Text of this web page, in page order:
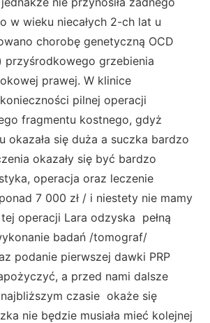
w wieku niecałych 2-ch lat u
chorobę genetyczną OCD
przyśrodkowego grzebienia
prawej. W klinice
pilnej operacji
fragmentu kostnego, gdyż
okazała się duża a suczka bardzo
okazały się być bardzo
operacja oraz leczenie
7 000 zł / i niestety nie mamy
operacji Lara odzyska pełną
badań /tomograf/
podanie pierwszej dawki PRP
a przed nami dalsze
czasie okaże się
nie będzie musiała mieć kolejnej